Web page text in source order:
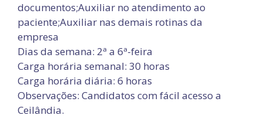
documentos;Auxiliar no atendimento ao
paciente;Auxiliar nas demais rotinas da
empresa
Dias da semana: 2ª a 6ª-feira
Carga horária semanal: 30 horas
Carga horária diária: 6 horas
Observações: Candidatos com fácil acesso a
Ceilândia.